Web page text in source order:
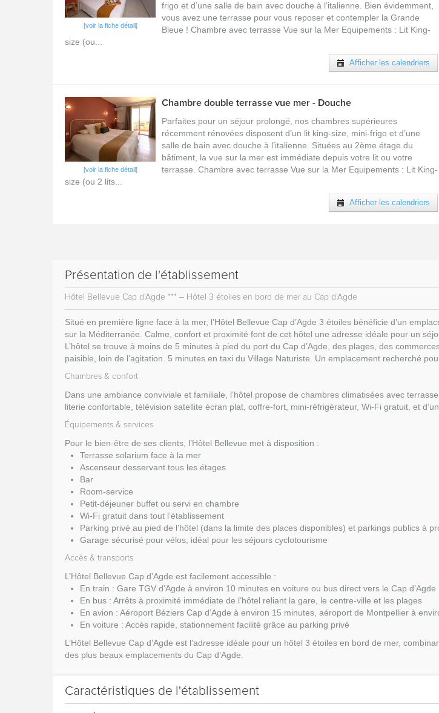
[voir la fiche détail]
frigo et d’une salle de bain avec douche à l’italienne. Bien évidemment,
vous avez une terrasse pour vous reposer et contempler la Grande
Bleue ! Chambre avec terrasse Vue sur la Mer Equipements : Lit King-
size (ou...
Afficher les calendriers
[voir la fiche détail]
Chambre double terrasse vue mer - Douche
Parfaites pour un séjour prolongé, nos chambres supérieures
récemment rénovées disposent d’un lit king-size, mini-frigo et d’une
salle de bain avec douche à l’italienne. Situées au 2ème étage du
bâtiment, la vue sur la mer est immédiate depuis votre lit ou votre
terrasse. Chambre avec terrasse Vue sur la Mer Equipements : Lit King-
size (ou 2 lits...
Afficher les calendriers
Présentation de l'établissement
Hôtel Bellevue Cap d’Agde *** – Hôtel 3 étoiles en bord de mer au Cap d’Agde
Situé en première ligne face à la mer, l’Hôtel Bellevue Cap d’Agde 3 étoiles bénéficie d’un
sur la Méditerranée. Calme, confort et proximité font de cet hôtel une adresse idéale pour un
L’hôtel se trouve à moins de 5 minutes à pied du port du Cap d’Agde, des plages, des
paisible, loin de l’agitation. 5 minutes en taxi du Village Naturiste. Un emplacement recherché
Chambres & confort
Dans une ambiance conviviale et familiale, l’hôtel propose de chambres climatisées avec
literie confortable, télévision satellite écran plat, coffre-fort, mini-réfrigérateur, Wi-Fi gratuit, et
Équipements & services
Pour le bien-être de ses clients, l’Hôtel Bellevue met à disposition :
Terrasse solarium face à la mer
Ascenseur desservant tous les étages
Bar
Room-service
Petit-déjeuner buffet ou servi en chambre
Wi-Fi gratuit dans tout l’établissement
Parking privé au pied de l’hôtel (dans la limite des places disponibles) et parkings publics à
Garage sécurisé pour vélos, idéal pour les séjours cyclotourisme
Accès & transports
L’Hôtel Bellevue Cap d’Agde est facilement accessible :
En train : Gare TGV d’Agde à environ 10 minutes en voiture ou bus direct vers le Cap d’Agde
En bus : Arrêts à proximité immédiate de l’hôtel reliant la gare, le centre-ville et les plages
En avion : Aéroport Béziers Cap d’Agde à environ 15 minutes, aéroport de Montpellier à
En voiture : Accès rapide, stationnement facilité grâce au parking privé
L’Hôtel Bellevue Cap d’Agde est l’adresse idéale pour un hôtel 3 étoiles en bord de mer,
des plus beaux emplacements du Cap d’Agde.
Caractéristiques de l'établissement